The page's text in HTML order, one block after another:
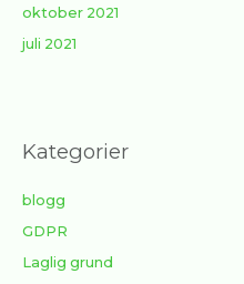
oktober 2021
juli 2021
Kategorier
blogg
GDPR
Laglig grund